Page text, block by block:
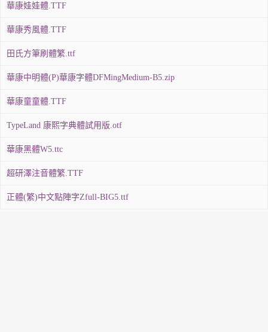
華康娃娃體.TTF
華康秀風體.TTF
田氏方筆刷體繁.ttf
華康中明體(P)華康字體DFMingMedium-B5.zip
華康童童體.TTF
TypeLand 康熙字典體試用版.otf
華康黑體W5.ttc
超研澤注音體繁.TTF
正體(繁)中文點陣字Zfull-BIG5.ttf